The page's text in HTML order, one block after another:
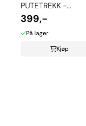
PUTETREKK -
HARVEST
399,-
På lager
Kjøp